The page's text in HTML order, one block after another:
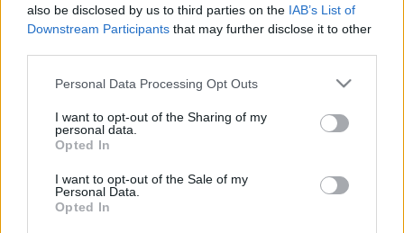
also be disclosed by us to third parties on the IAB’s List of
Downstream Participants that may further disclose it to other
Please note that this website/app uses one or more Google
not limited to your visit or usage behaviour. You may click to
grant or deny consent to Google and its third-party tags to
use your data for below specified purposes in below Google
consent section.
Personal Data Processing Opt Outs
I want to opt-out of the Sharing of my
personal data.
Opted In
I want to opt-out of the Sale of my
Personal Data.
Opted In